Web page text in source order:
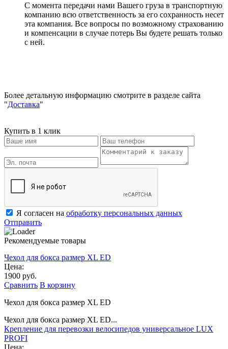
С момента передачи нами Вашего груза в транспортную
компанию всю ответственность за его сохранность несет
эта компания. Все вопросы по возможному страхованию
и компенсации в случае потерь Вы будете решать только
с ней.
Более детальную информацию смотрите в разделе сайта
"Доставка"
Купить в 1 клик
Я согласен на обработку персональных данных
Отправить
Рекомендуемые товары
Чехол для бокса размер XL ED
Цена:
1900 руб.
Сравнить В корзину
Чехол для бокса размер XL ED
Чехол для бокса размер XL ED...
Крепление для перевозки велосипедов универсальное LUX
PROFI
Цена: